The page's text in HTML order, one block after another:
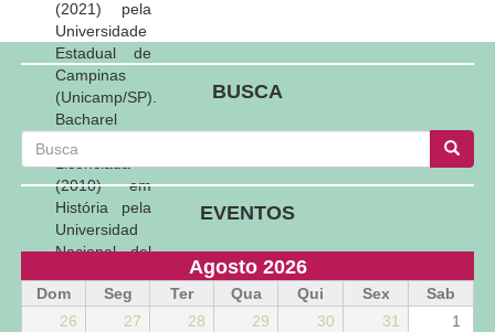
(2021) pela
Universidade
Estadual de
Campinas
(Unicamp/SP).
Bacharel
Licenciada
(2010) em
História pela
Universidad
Nacional del
Concluiu um
Mestrado em
BUSCA
Busca
Busca Busca
EVENTOS
Agosto 2026
Dom Seg Ter Qua Qui Sex
Sab
26
27 28 29 30 31 1